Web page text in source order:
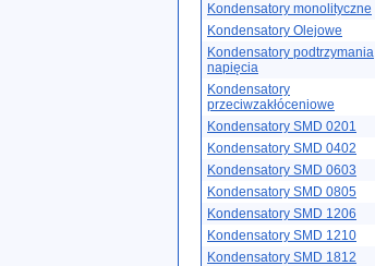
Kondensatory monolityczne
Kondensatory Olejowe
Kondensatory podtrzymania
napięcia
Kondensatory
przeciwzakłóceniowe
Kondensatory SMD 0201
Kondensatory SMD 0402
Kondensatory SMD 0603
Kondensatory SMD 0805
Kondensatory SMD 1206
Kondensatory SMD 1210
Kondensatory SMD 1812